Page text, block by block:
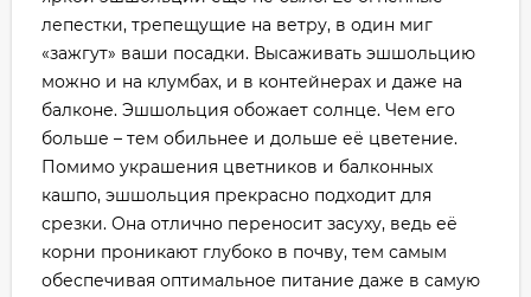
лепестки, трепещущие на ветру, в один миг
«зажгут» ваши посадки. Высаживать эшшольцию
можно и на клумбах, и в контейнерах и даже на
балконе. Эшшольция обожает солнце. Чем его
больше – тем обильнее и дольше её цветение.
Помимо украшения цветников и балконных
кашпо, эшшольция прекрасно подходит для
срезки. Она отлично переносит засуху, ведь её
корни проникают глубоко в почву, тем самым
обеспечивая оптимальное питание даже в самую